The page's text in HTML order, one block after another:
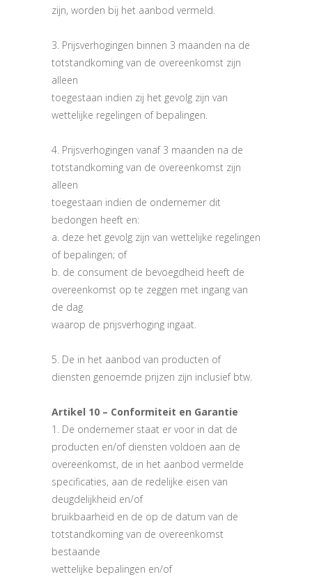
zijn, worden bij het aanbod vermeld.
3. Prijsverhogingen binnen 3 maanden na de
totstandkoming van de overeenkomst zijn
alleen
toegestaan indien zij het gevolg zijn van
wettelijke regelingen of bepalingen.
4. Prijsverhogingen vanaf 3 maanden na de
totstandkoming van de overeenkomst zijn
alleen
toegestaan indien de ondernemer dit
bedongen heeft en:
a. deze het gevolg zijn van wettelijke regelingen
of bepalingen; of
b. de consument de bevoegdheid heeft de
overeenkomst op te zeggen met ingang van
de dag
waarop de prijsverhoging ingaat.
5. De in het aanbod van producten of
diensten genoemde prijzen zijn inclusief btw.
Artikel 10 – Conformiteit en Garantie
1. De ondernemer staat er voor in dat de
producten en/of diensten voldoen aan de
overeenkomst, de in het aanbod vermelde
specificaties, aan de redelijke eisen van
deugdelijkheid en/of
bruikbaarheid en de op de datum van de
totstandkoming van de overeenkomst
bestaande
wettelijke bepalingen en/of